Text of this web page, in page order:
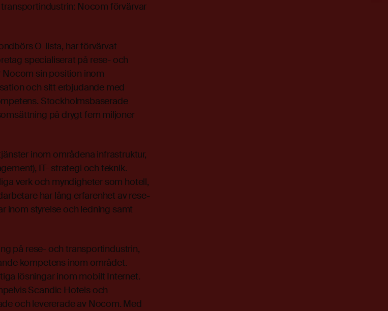
Nocom förvärvar
O-lista, har förvärvat
specialiserat på rese- och
sin position inom
och sitt erbjudande med
Stockholmsbaserade
på drygt fem miljoner
inom områdena infrastruktur,
IT- strategi och teknik.
verk och myndigheter som hotell,
har lång erfarenhet av rese-
inom styrelse och ledning samt
på rese- och transportindustrin,
kompetens inom området.
lösningar inom mobilt Internet.
Scandic Hotels och
och levererade av Nocom. Med